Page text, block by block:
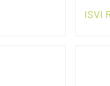
ISVI